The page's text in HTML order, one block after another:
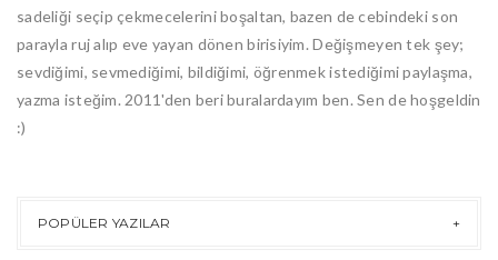
sadeliği seçip çekmecelerini boşaltan, bazen de cebindeki son
parayla ruj alıp eve yayan dönen birisiyim. Değişmeyen tek şey;
sevdiğimi, sevmediğimi, bildiğimi, öğrenmek istediğimi paylaşma,
yazma isteğim. 2011'den beri buralardayım ben. Sen de hoşgeldin
:)
POPÜLER YAZILAR